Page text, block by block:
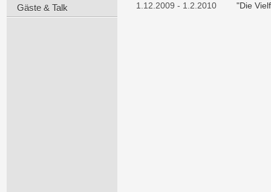
Gäste & Talk
1.12.2009 - 1.2.2010
"Die